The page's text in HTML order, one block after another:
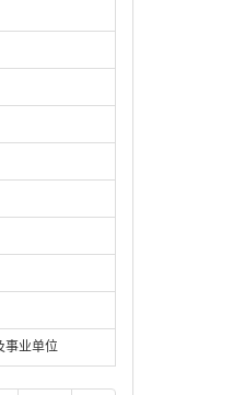
事业单位